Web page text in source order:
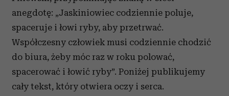
anegdotę: „Jaskiniowiec codziennie poluje,
spaceruje i łowi ryby, aby przetrwać.
Współczesny człowiek musi codziennie chodzić
do biura, żeby móc raz w roku polować,
spacerować i łowić ryby”. Poniżej publikujemy
cały tekst, który otwiera oczy i serca.